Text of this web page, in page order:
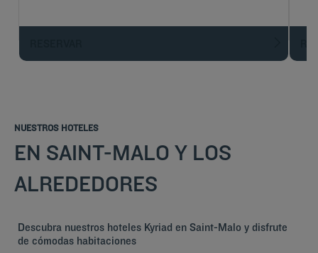
NUESTROS HOTELES
EN SAINT-MALO Y LOS
ALREDEDORES
Descubra nuestros hoteles Kyriad en Saint-Malo y disfrute
de cómodas habitaciones